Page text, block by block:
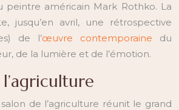
peintre américain Mark Rothko. La
jusqu’en avril, une rétrospective
de l’œuvre contemporaine du
de la lumière et de l’émotion.
de l’agriculture réunit le grand